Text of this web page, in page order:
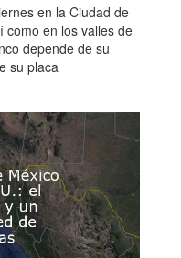
en la Ciudad de
como en los valles de
depende de su
su placa